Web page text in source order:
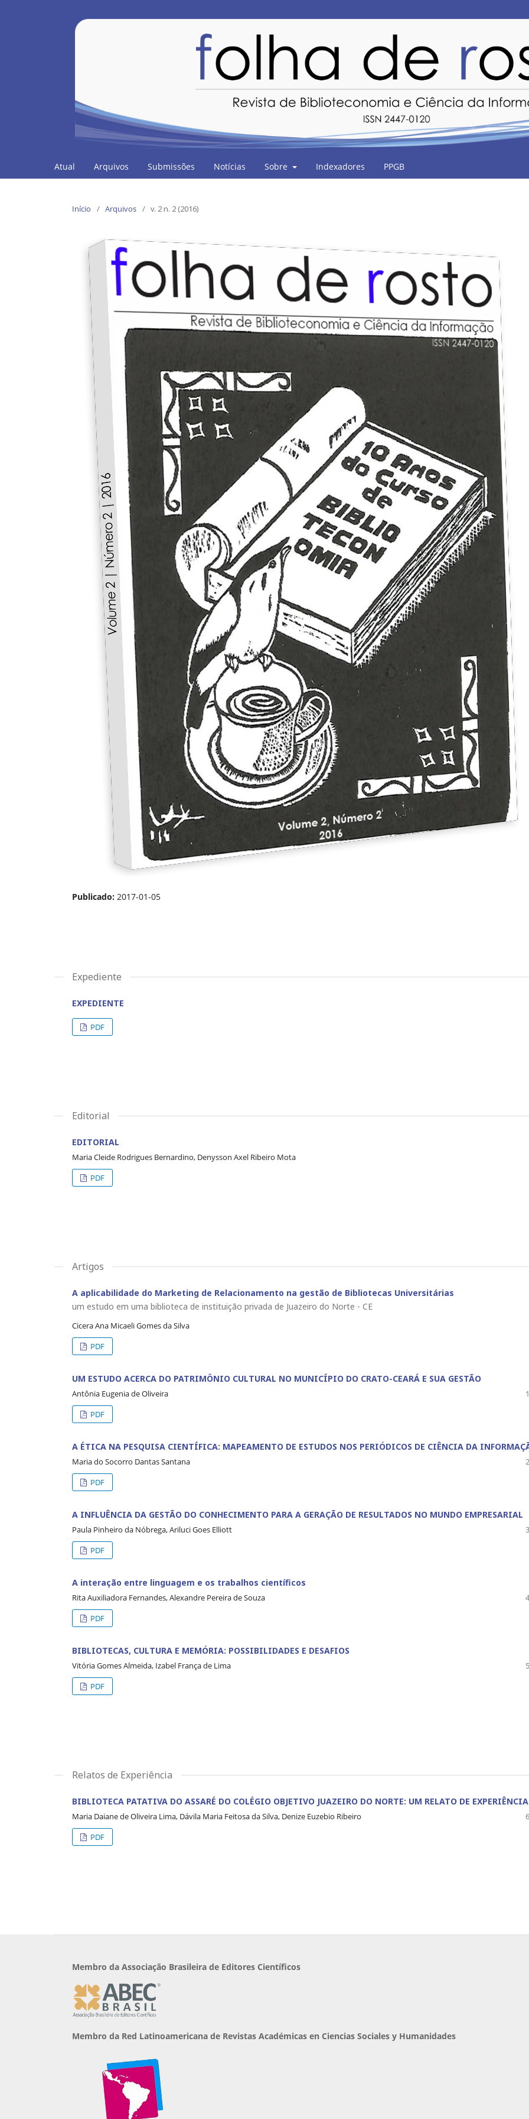
Atual Arquivos Submissões Notícias Sobre Indexadores PPGB
Início / Arquivos / v. 2 n. 2 (2016)
Publicado: 2017-01-05
Expediente
EXPEDIENTE
PDF
Editorial
EDITORIAL
Maria Cleide Rodrigues Bernardino, Denysson Axel Ribeiro Mota
PDF
Artigos
A aplicabilidade do Marketing de Relacionamento na gestão de Bibliotecas Universitárias
um estudo em uma biblioteca de instituição privada de Juazeiro do Norte - CE
Cicera Ana Micaeli Gomes da Silva
PDF
UM ESTUDO ACERCA DO PATRIMÔNIO CULTURAL NO MUNICÍPIO DO CRATO-CEARÁ E SUA GESTÃO
Antônia Eugenia de Oliveira
PDF
A ÉTICA NA PESQUISA CIENTÍFICA: MAPEAMENTO DE ESTUDOS NOS PERIÓDICOS DE CIÊNCIA DA
Maria do Socorro Dantas Santana
PDF
A INFLUÊNCIA DA GESTÃO DO CONHECIMENTO PARA A GERAÇÃO DE RESULTADOS NO MUNDO EMPRESARIAL
Paula Pinheiro da Nóbrega, Ariluci Goes Elliott
PDF
A interação entre linguagem e os trabalhos científicos
Rita Auxiliadora Fernandes, Alexandre Pereira de Souza
PDF
BIBLIOTECAS, CULTURA E MEMÓRIA: POSSIBILIDADES E DESAFIOS
Vitória Gomes Almeida, Izabel França de Lima
PDF
Relatos de Experiência
BIBLIOTECA PATATIVA DO ASSARÉ DO COLÉGIO OBJETIVO JUAZEIRO DO NORTE: UM RELATO DE EXPERIÊNCIA
Maria Daiane de Oliveira Lima, Dávila Maria Feitosa da Silva, Denize Euzebio Ribeiro
PDF
Membro da Associação Brasileira de Editores Científicos
Membro da Red Latinoamericana de Revistas Académicas en Ciencias Sociales y Humanidades